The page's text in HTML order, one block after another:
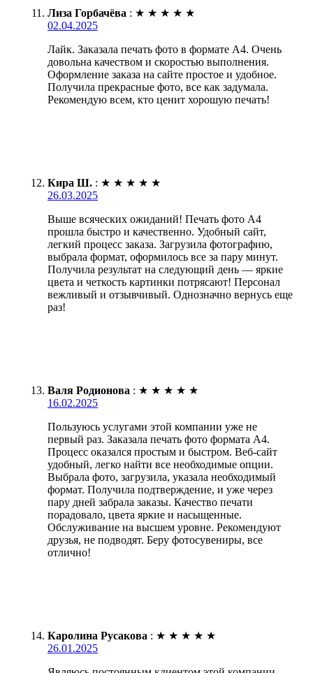
Лиза Горбачёва : ★ ★ ★ ★ ★
02.04.2025
Лайк. Заказала печать фото в формате А4. Очень
довольна качеством и скоростью выполнения.
Оформление заказа на сайте простое и удобное.
Получила прекрасные фото, все как задумала.
Рекомендую всем, кто ценит хорошую печать!
Кира Ш. : ★ ★ ★ ★ ★
26.03.2025
Выше всяческих ожиданий! Печать фото А4
прошла быстро и качественно. Удобный сайт,
легкий процесс заказа. Загрузила фотографию,
выбрала формат, оформилось все за пару минут.
Получила результат на следующий день — яркие
цвета и четкость картинки потрясают! Персонал
вежливый и отзывчивый. Однозначно вернусь еще
раз!
Валя Родионова : ★ ★ ★ ★ ★
16.02.2025
Пользуюсь услугами этой компании уже не
первый раз. Заказала печать фото формата А4.
Процесс оказался простым и быстром. Веб-сайт
удобный, легко найти все необходимые опции.
Выбрала фото, загрузила, указала необходимый
формат. Получила подтверждение, и уже через
пару дней забрала заказы. Качество печати
порадовало, цвета яркие и насыщенные.
Обслуживание на высшем уровне. Рекомендуют
друзья, не подводят. Беру фотосувениры, все
отлично!
Каролина Русакова : ★ ★ ★ ★ ★
26.01.2025